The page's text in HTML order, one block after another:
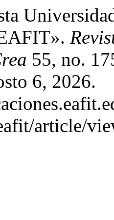
55, no.
6, 2026.
article/